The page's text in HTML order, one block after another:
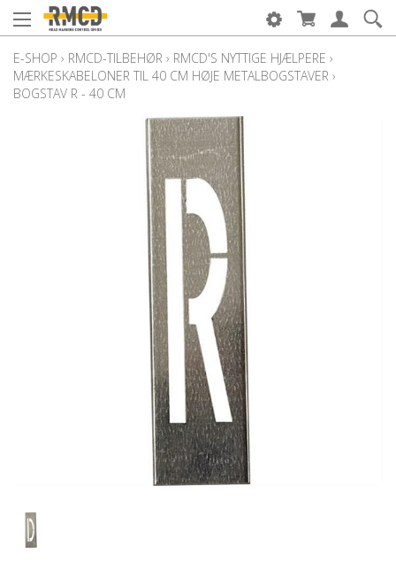
E-SHOP › RMCD-TILBEHØR › RMCD'S NYTTIGE HJÆLPERE ›
MÆRKESKABELONER TIL 40 CM HØJE METALBOGSTAVER ›
BOGSTAV R - 40 CM